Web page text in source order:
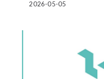
2026-05-05